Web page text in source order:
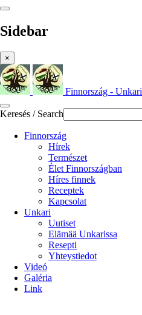
Sidebar
×
Finnország - Unkari
Keresés / Search
Finnország
Hírek
Természet
Élet Finnországban
Híres finnek
Receptek
Kapcsolat
Unkari
Uutiset
Elämää Unkarissa
Resepti
Yhteystiedot
Videó
Galéria
Link